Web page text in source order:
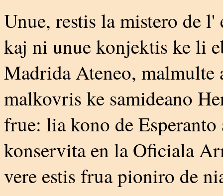
Unue, restis la mistero de
kaj ni unue konjektis ke li
Madrida Ateneo, malmulte
malkovris ke samideano
frue: lia kono de
konservita en la Oficiala
vere estis frua pioniro de